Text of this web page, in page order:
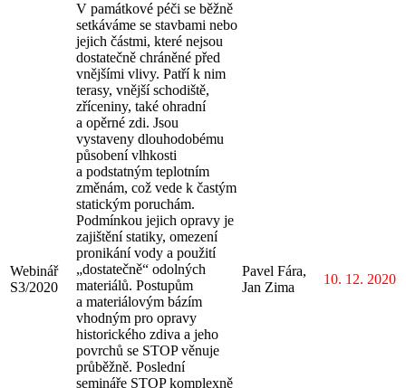
Webinář
S3/2020
V památkové péči se běžně
setkáváme se stavbami nebo
jejich částmi, které nejsou
dostatečně chráněné před
vnějšími vlivy. Patří k nim
terasy, vnější schodiště,
zříceniny, také ohradní
a opěrné zdi. Jsou
vystaveny dlouhodobému
působení vlhkosti
a podstatným teplotním
změnám, což vede k častým
statickým poruchám.
Podmínkou jejich opravy je
zajištění statiky, omezení
pronikání vody a použití
„dostatečně“ odolných
materiálů. Postupům
a materiálovým bázím
vhodným pro opravy
historického zdiva a jeho
povrchů se STOP věnuje
průběžně. Poslední
semináře STOP komplexně
Pavel Fára,
Jan Zima
10. 12. 2020